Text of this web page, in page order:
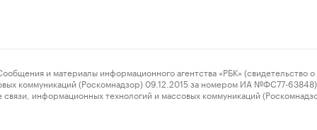
и материалы информационного агентства «РБК» (свидетельство о
коммуникаций (Роскомнадзор) 09.12.2015 за номером ИА №ФС77-63848)
информационных технологий и массовых коммуникаций